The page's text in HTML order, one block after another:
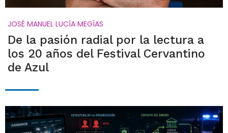
JOSÉ MANUEL LUCÍA MEGÍAS
De la pasión radial por la lectura a
los 20 años del Festival Cervantino
de Azul